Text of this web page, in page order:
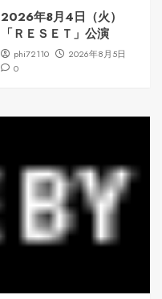
2026年8月4日（火）
「ＲＥＳＥＴ」公演
phi72110
2026年8月5日
0